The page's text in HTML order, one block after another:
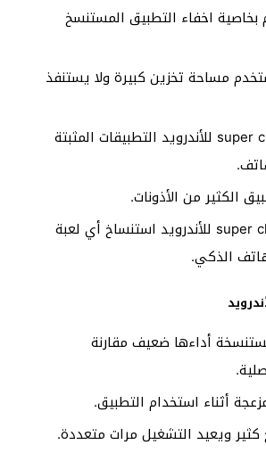
بخاصية اخفاء التطبيق المستنسخ
مساحة تخزين كبيرة ولا يستنفذ
يستنسخ super clone للأندرويد التطبيقات المثبتة
الكثير من الأذونات.
يستطيع super clone للأندرويد استنساخ أي لعبة
الذكي.
أداءها ضعيف مقارنة
أثناء استخدام التطبيق.
كثير ويعيد التشغيل مرات متعددة.